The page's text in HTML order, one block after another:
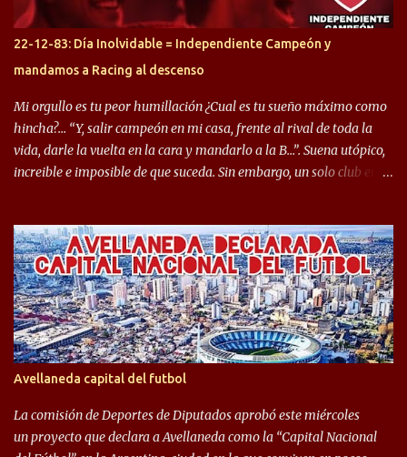
jugaron en Defensa y ahora están en el rojo, tenemos a la dupla
Gastón Togni y Domingo Blanco, donde ambos explotaron
futbolísticamente hablando en el equipo de Varela, donde, por
ejemplo, el caso de Mingo llego a ser tenido en cuenta para el
Seleccionado Argentino, rendimiento que aún no ha logrado
mostrar en Independiente. En e...
22-12-83: Día Inolvidable = Independiente Campeón y
mandamos a Racing al descenso
Mi orgullo es tu peor humillación ¿Cual es tu sueño máximo como
hincha?… “Y, salir campeón en mi casa, frente al rival de toda la
vida, darle la vuelta en la cara y mandarlo a la B…”. Suena utópico,
increible e imposible de que suceda. Sin embargo, un solo club en el
campeonato del '83 año consagratorio para el Rojo y, por el otro, el
haber mandado al descenso a su eterno rival. 22 de diciembre de
1983 es una fecha que pocos hinchas de Independiente pueden
dejar en el olvido. Es que ese día, el "Rojo" derrotó a Racing por 2 a
0, se consagró campeón y, además, mandó al descenso a su eterno
rival. El clásico de Avellaneda marcó el epílogo del campeonato,
algo totalmente inusual para estas épocas, donde la violencia no
permite encuentros de riesgo sobre el final de los torneos. En la
década del ochenta y con una democracia flo...
Avellaneda capital del futbol
La comisión de Deportes de Diputados aprobó este miércoles
un proyecto que declara a Avellaneda como la “Capital Nacional